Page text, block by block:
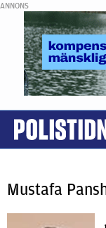
ANNONS
Mustafa